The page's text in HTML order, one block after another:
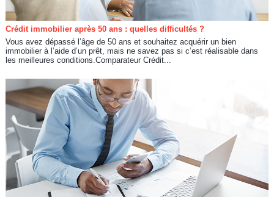
Crédit immobilier après 50 ans : quelles difficultés ?
Vous avez dépassé l’âge de 50 ans et souhaitez acquérir un bien
immobilier à l’aide d’un prêt, mais ne savez pas si c’est réalisable dans
les meilleures conditions.Comparateur Crédit...